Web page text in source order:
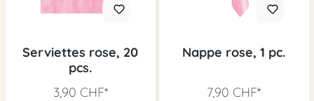
Serviettes rose, 20
pcs.
3,90 CHF*
Nappe rose, 1 pc.
7,90 CHF*